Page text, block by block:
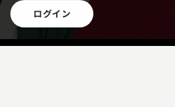
ログイン